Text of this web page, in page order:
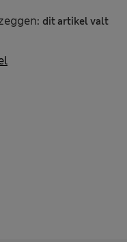
dit artikel valt